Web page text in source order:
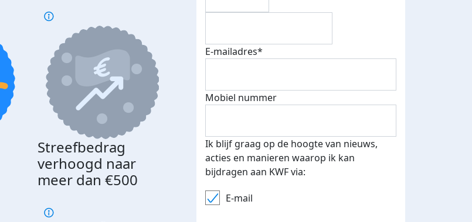
Streefbedrag
verhoogd naar
meer dan €500
E-mailadres*
Mobiel nummer
Ik blijf graag op de hoogte van nieuws,
acties en manieren waarop ik kan
bijdragen aan KWF via:
E-mail